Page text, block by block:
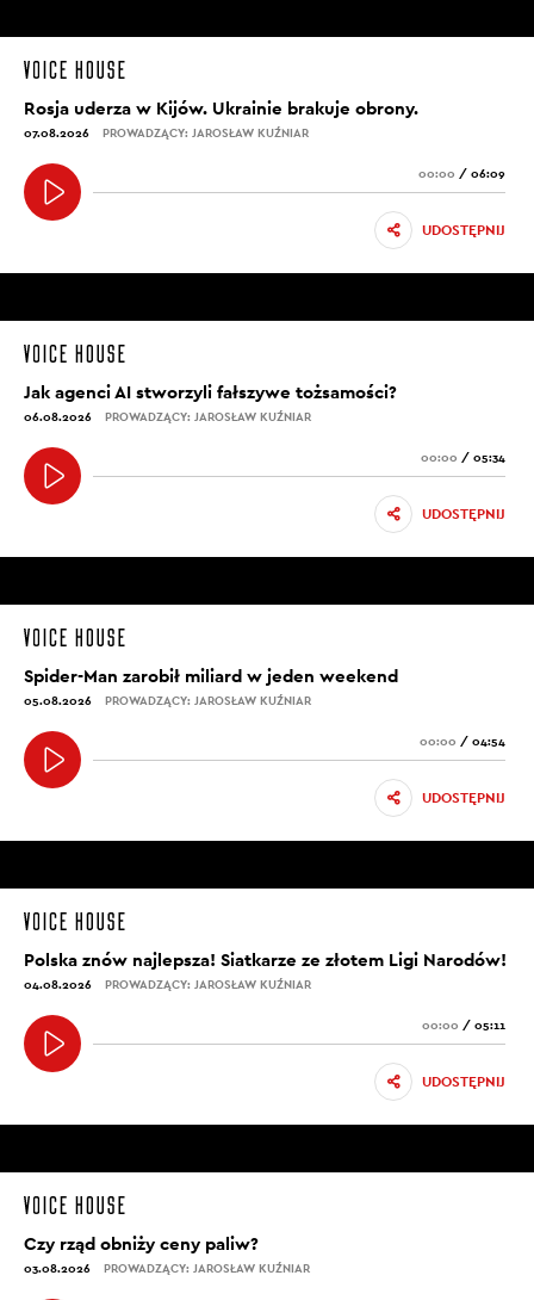
Rosja uderza w Kijów. Ukrainie brakuje obrony.
07.08.2026 PROWADZĄCY: JAROSŁAW KUŹNIAR
00:00 / 06:09
UDOSTĘPNIJ
Jak agenci AI stworzyli fałszywe tożsamości?
06.08.2026 PROWADZĄCY: JAROSŁAW KUŹNIAR
00:00 / 05:34
UDOSTĘPNIJ
Spider-Man zarobił miliard w jeden weekend
05.08.2026 PROWADZĄCY: JAROSŁAW KUŹNIAR
00:00 / 04:54
UDOSTĘPNIJ
Polska znów najlepsza! Siatkarze ze złotem Ligi Narodów!
04.08.2026 PROWADZĄCY: JAROSŁAW KUŹNIAR
00:00 / 05:11
UDOSTĘPNIJ
Czy rząd obniży ceny paliw?
03.08.2026 PROWADZĄCY: JAROSŁAW KUŹNIAR